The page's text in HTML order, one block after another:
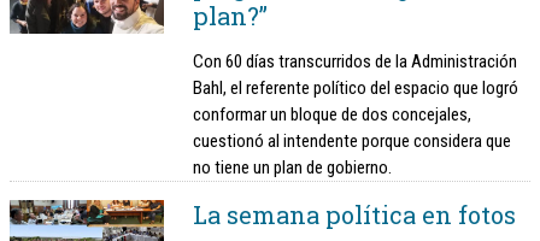
plan?”
Con 60 días transcurridos de la Administración
Bahl, el referente político del espacio que logró
conformar un bloque de dos concejales,
cuestionó al intendente porque considera que
no tiene un plan de gobierno.
La semana política en fotos